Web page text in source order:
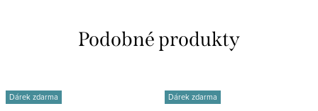
Dárek zdarma Dárek zdarma